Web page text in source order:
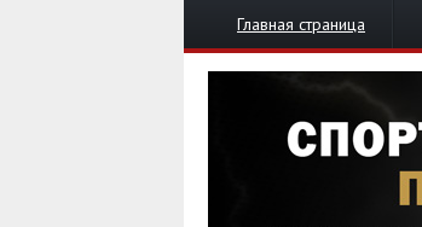
Главная страница